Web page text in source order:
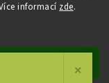
informací zde.
práva vyhrazena.
×